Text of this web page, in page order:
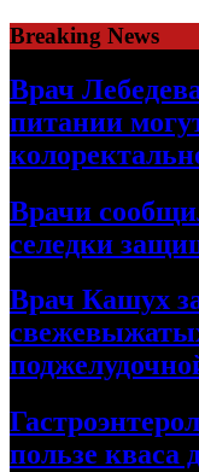
Skip
to
content
Breaking News
Врач
питании
Врачи
селедки
Врач Кашух
пользе кваса